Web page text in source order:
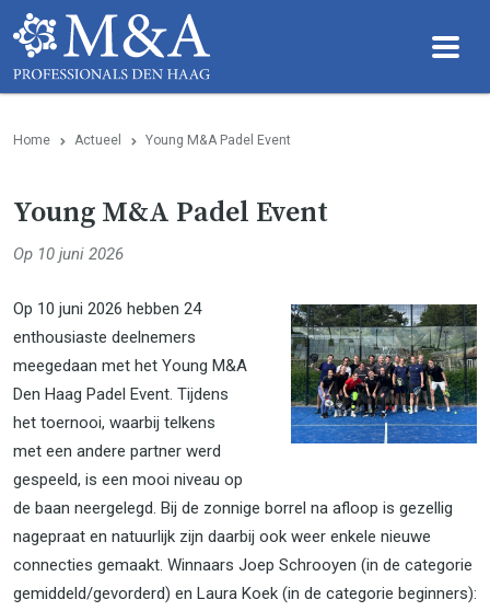
Home Actueel Young M&A Padel Event
Young M&A Padel Event
Op 10 juni 2026
Op 10 juni 2026 hebben 24
enthousiaste deelnemers
meegedaan met het Young M&A
Den Haag Padel Event. Tijdens
het toernooi, waarbij telkens
met een andere partner werd
gespeeld, is een mooi niveau op
de baan neergelegd. Bij de zonnige borrel na afloop is gezellig
nagepraat en natuurlijk zijn daarbij ook weer enkele nieuwe
connecties gemaakt. Winnaars Joep Schrooyen (in de categorie
gemiddeld/gevorderd) en Laura Koek (in de categorie beginners):